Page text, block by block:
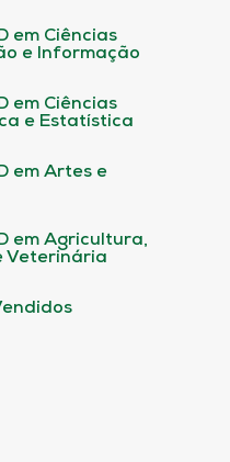
em Ciências
e Informação
em Ciências
e Estatística
em Artes e
em Agricultura,
Veterinária